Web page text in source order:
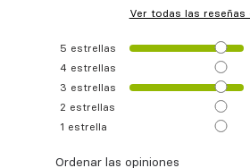
Ver todas las reseñas
5 estrellas
4 estrellas
3 estrellas
2 estrellas
1 estrella
Ordenar las opiniones